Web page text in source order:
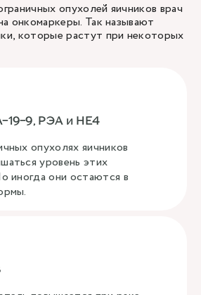
опухолей яичников врач
онкомаркеры. Так называют
которые растут при некоторых
19-9, РЭА и НЕ4
опухолях яичников
уровень этих
иногда они остаются в